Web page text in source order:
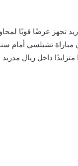
تجهز عرضًا قويًا
تشيلسي أمام
داخل ريال